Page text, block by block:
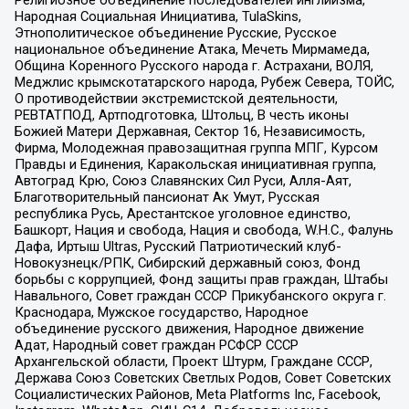
Народная Социальная Инициатива, TulaSkins,
Этнополитическое объединение Русские, Русское
национальное объединение Атака, Мечеть Мирмамеда,
Община Коренного Русского народа г. Астрахани, ВОЛЯ,
Меджлис крымскотатарского народа, Рубеж Севера, ТОЙС,
О противодействии экстремистской деятельности,
РЕВТАТПОД, Артподготовка, Штольц, В честь иконы
Божией Матери Державная, Сектор 16, Независимость,
Фирма, Молодежная правозащитная группа МПГ, Курсом
Правды и Единения, Каракольская инициативная группа,
Автоград Крю, Союз Славянских Сил Руси, Алля-Аят,
Благотворительный пансионат Ак Умут, Русская
республика Русь, Арестантское уголовное единство,
Башкорт, Нация и свобода, Нация и свобода, W.H.С., Фалунь
Дафа, Иртыш Ultras, Русский Патриотический клуб-
Новокузнецк/РПК, Сибирский державный союз, Фонд
борьбы с коррупцией, Фонд защиты прав граждан, Штабы
Навального, Совет граждан СССР Прикубанского округа г.
Краснодара, Мужское государство, Народное
объединение русского движения, Народное движение
Адат, Народный совет граждан РСФСР СССР
Архангельской области, Проект Штурм, Граждане СССР,
Держава Союз Советских Светлых Родов, Совет Советских
Социалистических Районов, Meta Platforms Inc, Facebook,